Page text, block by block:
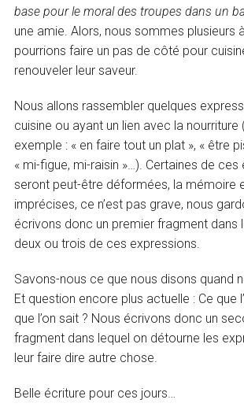
base pour le moral des troupes dans un
une amie. Alors, nous sommes plusieurs
pourrions faire un pas de côté pour
renouveler leur saveur.
Nous allons rassembler quelques
cuisine ou ayant un lien avec la
exemple : « en faire tout un plat », « être
« mi-figue, mi-raisin »…). Certaines de ces
seront peut-être déformées, la mémoire
imprécises, ce n’est pas grave, nous
écrivons donc un premier fragment dans
deux ou trois de ces expressions.
Savons-nous ce que nous disons quand
Et question encore plus actuelle : Ce que
que l’on sait ? Nous écrivons donc un
fragment dans lequel on détourne les
leur faire dire autre chose.
Belle écriture pour ces jours…